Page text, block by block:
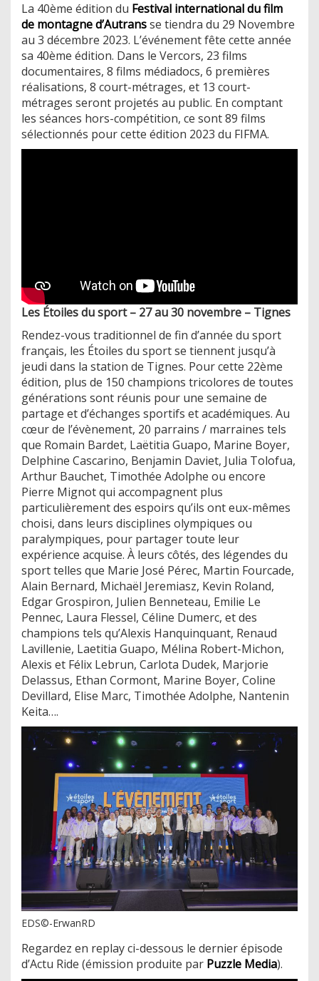
La 40ème édition du Festival international du film
de montagne d’Autransse tiendra du 29 Novembre
au 3 décembre 2023. L’événement fête cette année
sa 40ème édition. Dans le Vercors, 23 films
documentaires, 8 films médiadocs, 6 premières
réalisations, 8 court-métrages, et 13 court-
métrages seront projetés au public. En comptant
les séances hors-compétition, ce sont 89 films
sélectionnés pour cette édition 2023 du FIFMA.
Les Étoiles du sport – 27 au 30 novembre – Tignes
Rendez-vous traditionnel de fin d’année du sport
français, les Étoiles du sport se tiennent jusqu’à
jeudi dans la station de Tignes. Pour cette 22ème
édition, plus de 150 champions tricolores de toutes
générations sont réunis pour une semaine de
partage et d’échanges sportifs et académiques. Au
cœur de l’évènement, 20 parrains / marraines tels
que Romain Bardet, Laëtitia Guapo, Marine Boyer,
Delphine Cascarino, Benjamin Daviet, Julia Tolofua,
Arthur Bauchet, Timothée Adolphe ou encore
Pierre Mignot qui accompagnent plus
particulièrement des espoirs qu’ils ont eux-mêmes
choisi, dans leurs disciplines olympiques ou
paralympiques, pour partager toute leur
expérience acquise. À leurs côtés, des légendes du
sport telles que Marie José Pérec, Martin Fourcade,
Alain Bernard, Michaël Jeremiasz, Kevin Roland,
Edgar Grospiron, Julien Benneteau, Emilie Le
Pennec, Laura Flessel, Céline Dumerc, et des
champions tels qu’Alexis Hanquinquant, Renaud
Lavillenie, Laetitia Guapo, Mélina Robert-Michon,
Alexis et Félix Lebrun, Carlota Dudek, Marjorie
Delassus, Ethan Cormont, Marine Boyer, Coline
Devillard, Elise Marc, Timothée Adolphe, Nantenin
Keita….
EDS©-ErwanRD
Regardez en replay ci-dessous le dernier épisode
d’Actu Ride (émission produite par Puzzle Media).